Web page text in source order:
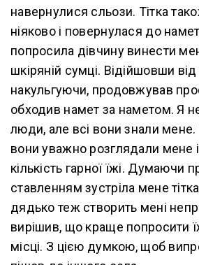
навернулися сльози. Тітка
ніяково і повернулася до
попросила дівчину винести
шкіряній сумці. Відійшовши від
накульгуючи, продовжував
обходив намет за наметом. Я не
люди, але всі вони знали
вони уважно розглядали мене
кількість гарної їжі. Думаючи
ставленням зустріла мене
дядько теж створить мені
вирішив, що краще попросити
місці. З цією думкою, щоб